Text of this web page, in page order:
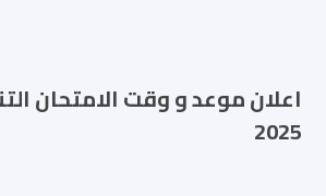
2025